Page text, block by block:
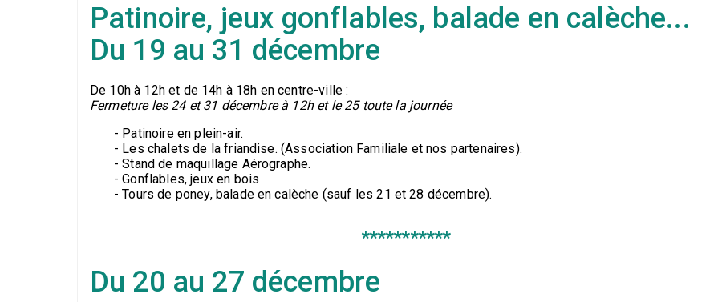
Patinoire, jeux gonflables, balade en calèche...
Du 19 au 31 décembre
De 10h à 12h et de 14h à 18h en centre-ville :
Fermeture les 24 et 31 décembre à 12h et le 25 toute la journée
- Patinoire en plein-air.
- Les chalets de la friandise. (Association Familiale et nos partenaires).
- Stand de maquillage Aérographe.
- Gonflables, jeux en bois
- Tours de poney, balade en calèche (sauf les 21 et 28 décembre).
***********
Du 20 au 27 décembre